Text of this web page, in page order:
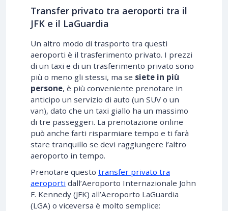
Transfer privato tra aeroporti tra il
JFK e il LaGuardia
Un altro modo di trasporto tra questi
aeroporti è il trasferimento privato. I prezzi
di un taxi e di un trasferimento privato sono
più o meno gli stessi, ma se siete in più
persone, è più conveniente prenotare in
anticipo un servizio di auto (un SUV o un
van), dato che un taxi giallo ha un massimo
di tre passeggeri. La prenotazione online
può anche farti risparmiare tempo e ti farà
stare tranquillo se devi raggiungere l’altro
aeroporto in tempo.
Prenotare questo transfer privato tra
aeroporti dall’Aeroporto Internazionale John
F. Kennedy (JFK) all’Aeroporto LaGuardia
(LGA) o viceversa è molto semplice: